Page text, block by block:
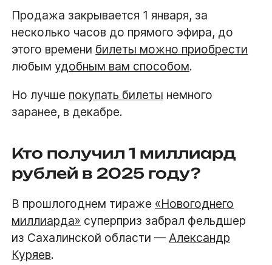
Продажа закрывается 1 января, за
несколько часов до прямого эфира, до
этого времени билеты можно приобрести
любымудобным вам способом.
Но лучше покупать билеты немного
заранее, в декабре.
Кто получил 1 миллиард
рублей в 2025 году?
В прошлогоднем тираже «Новогоднего
миллиарда» суперприз забрал фельдшер
из Сахалинской области —Александр
Куряев.